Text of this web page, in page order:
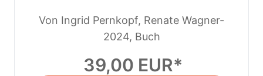
Von Ingrid Pernkopf, Renate Wagner-
Wittula
2024, Buch
39,00 EUR